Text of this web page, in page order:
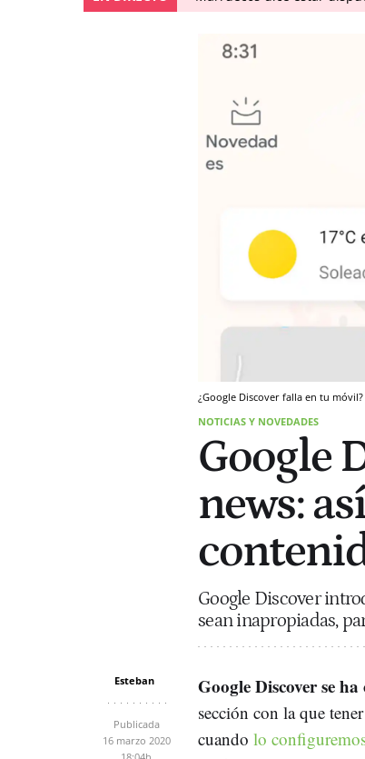
¿Google Discover falla en tu
NOTICIAS Y NOVEDADES
Google
news:
Google Discover
sean inapropiadas,
Esteban
Publicada
16 marzo 2020
Google Discover se
sección con la que
cuando lo